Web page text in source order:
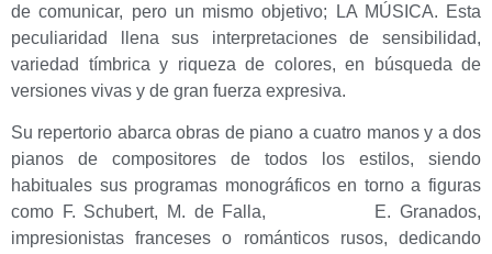
de comunicar, pero un mismo objetivo; LA MÚSICA. Esta
peculiaridad llena sus interpretaciones de sensibilidad,
variedad tímbrica y riqueza de colores, en búsqueda de
versiones vivas y de gran fuerza expresiva.
Su repertorio abarca obras de piano a cuatro manos y a dos
pianos de compositores de todos los estilos, siendo
habituales sus programas monográficos en torno a figuras
como F. Schubert, M. de Falla, E. Granados,
impresionistas franceses o románticos rusos, dedicando